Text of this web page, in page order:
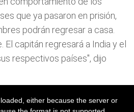
que ya pasaron en prisión,
podrán regresar a casa.
El capitán regresará a India y el
respectivos países", dijo